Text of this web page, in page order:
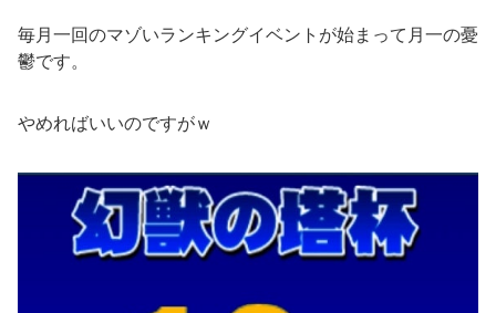
毎月一回のマゾいランキングイベントが始まって月一の憂
鬱です。
やめればいいのですがｗ